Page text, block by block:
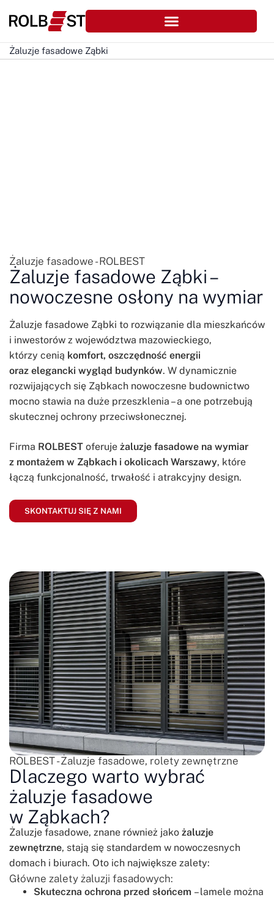
Żaluzje fasadowe Ząbki
Żaluzje fasadowe - ROLBEST
Żaluzje fasadowe Ząbki –
nowoczesne osłony na wymiar
Żaluzje fasadowe Ząbki to rozwiązanie dla mieszkańców
i inwestorów z województwa mazowieckiego,
którzy cenią komfort, oszczędność energii
oraz elegancki wygląd budynków. W dynamicznie
rozwijających się Ząbkach nowoczesne budownictwo
mocno stawia na duże przeszklenia – a one potrzebują
skutecznej ochrony przeciwsłonecznej.
Firma ROLBEST oferuje żaluzje fasadowe na wymiar
z montażem w Ząbkach i okolicach Warszawy, które
łączą funkcjonalność, trwałość i atrakcyjny design.
SKONTAKTUJ SIĘ Z NAMI
ROLBEST - Żaluzje fasadowe, rolety zewnętrzne
Dlaczego warto wybrać
żaluzje fasadowe
w Ząbkach?
Żaluzje fasadowe, znane również jako żaluzje
zewnętrzne, stają się standardem w nowoczesnych
domach i biurach. Oto ich największe zalety:
Główne zalety żaluzji fasadowych:
Skuteczna ochrona przed słońcem – lamele można